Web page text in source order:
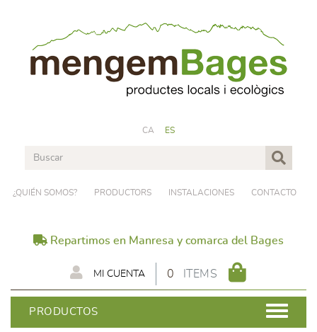
CA ES
¿QUIÉN SOMOS? PRODUCTORS INSTALACIONES CONTACTO
Repartimos en Manresa y comarca del Bages
0 ITEMS
MI CUENTA
PRODUCTOS